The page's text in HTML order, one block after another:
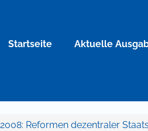
Startseite Aktuelle
Reformen dezentraler